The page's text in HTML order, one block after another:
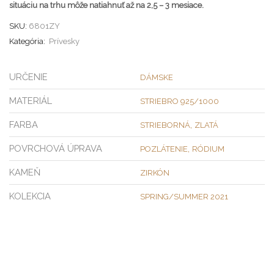
situáciu na trhu môže natiahnuť až na 2,5 – 3 mesiace.
SKU: 6801ZY
Kategória: Prívesky
URČENIE DÁMSKE
MATERIÁL STRIEBRO 925/1000
FARBA STRIEBORNÁ, ZLATÁ
POVRCHOVÁ ÚPRAVA POZLÁTENIE, RÓDIUM
KAMEŇ ZIRKÓN
KOLEKCIA SPRING/SUMMER 2021